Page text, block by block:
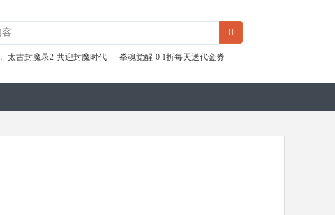
太古封魔录2-共迎封魔时代 拳魂觉醒-0.1折每天送代金券